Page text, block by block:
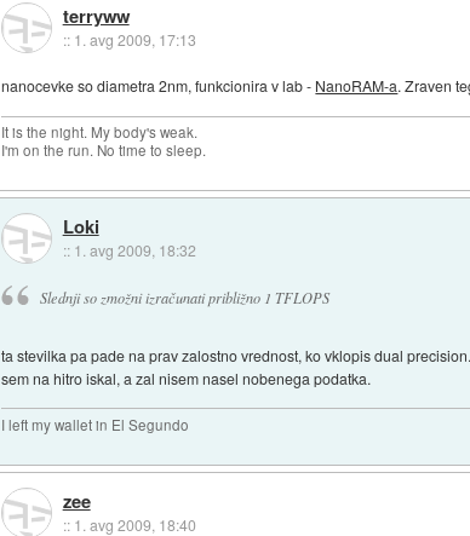
terryww
:: 1. avg 2009, 17:13
nanocevke so diametra 2nm, funkcionira v lab - NanoRAM-a. Zraven
It is the night. My body's weak.
I'm on the run. No time to sleep.
Loki
:: 1. avg 2009, 18:32
Slednji so zmožni izračunati približno 1 TFLOPS
ta stevilka pa pade na prav zalostno vrednost, ko vklopis dual
sem na hitro iskal, a zal nisem nasel nobenega podatka.
I left my wallet in El Segundo
zee
:: 1. avg 2009, 18:40